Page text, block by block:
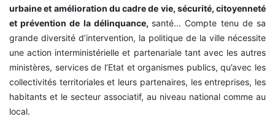
urbaine et amélioration du cadre de vie, sécurité, citoyenneté
et prévention de la délinquance, santé... Compte tenu de sa
grande diversité d’intervention, la politique de la ville nécessite
une action interministérielle et partenariale tant avec les autres
ministères, services de l’Etat et organismes publics, qu’avec les
collectivités territoriales et leurs partenaires, les entreprises, les
habitants et le secteur associatif, au niveau national comme au
local.